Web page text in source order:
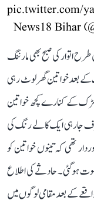
pic.twitter.com/
اتوار کی صبح بھی مارننگ
6 بجے مارننگ واک کے بعد خواتین گھر لوٹ رہی
سڑک کے کنارے کچھ خواتین
جا رہی ایک کالے رنگ کی
تھی کہ تینوں خواتین کو
موت ہو گئی۔ حادثے کی اطلاع
واقعے کے بعد مقامی لوگوں میں